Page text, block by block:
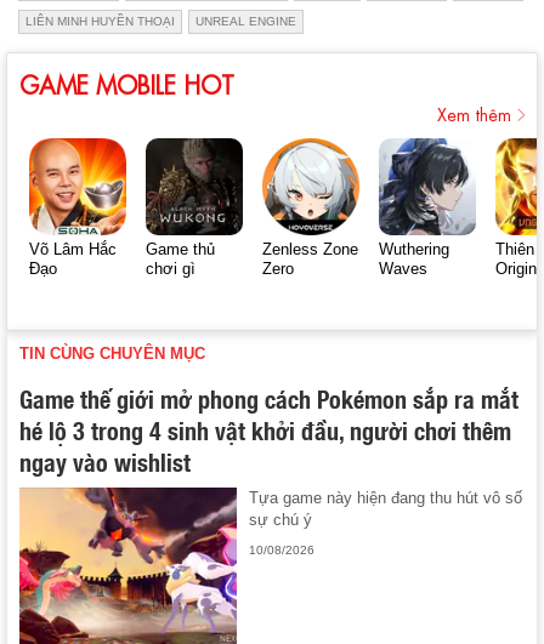
LIÊN MINH HUYỀN THOẠI UNREAL ENGINE
GAME MOBILE HOT
Xem thêm
Võ Lâm Hắc
Đạo
Game thủ
chơi gì
Zenless Zone
Zero
Wuthering
Waves
Thiên
Origin
TIN CÙNG CHUYÊN MỤC
Game thế giới mở phong cách Pokémon sắp ra mắt
hé lộ 3 trong 4 sinh vật khởi đầu, người chơi thêm
ngay vào wishlist
Tựa game này hiện đang thu hút vô số
sự chú ý
10/08/2026